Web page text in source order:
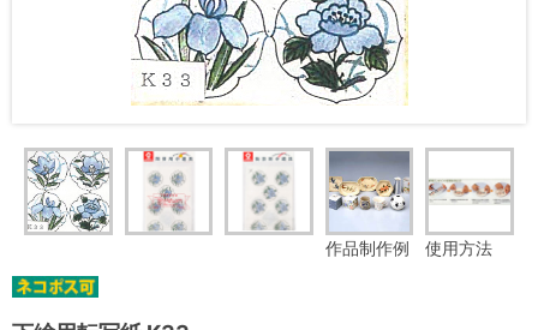
作品制作例 使用方法